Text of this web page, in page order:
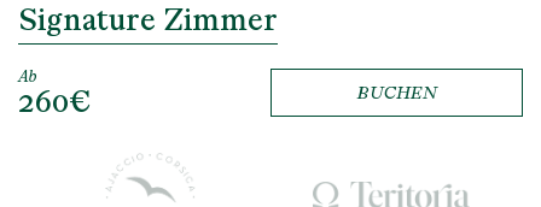
Signature Zimmer
Ab
260€ BUCHEN